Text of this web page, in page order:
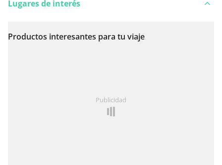
Ver en el mapa
Lugares de interés
Productos interesantes para tu viaje
Publicidad